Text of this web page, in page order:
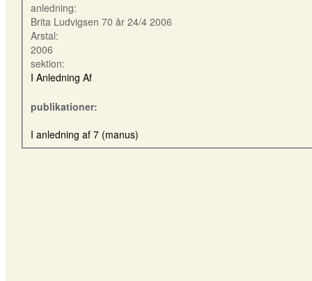
anledning:
Brita Ludvigsen 70 år 24/4 2006
Arstal:
2006
sektion:
I Anledning Af
publikationer:
I anledning af 7 (manus)